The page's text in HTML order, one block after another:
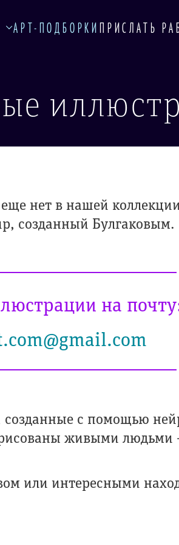
АРТ-ПОДБОРКИПРИСЛАТЬ
нет в нашей
созданный Булгаковым.
на
созданные с помощью
живыми
или интересными